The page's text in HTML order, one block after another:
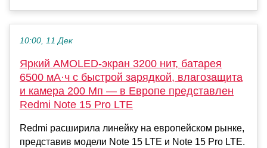
10:00, 11 Дек
Яркий AMOLED-экран 3200 нит, батарея
6500 мА·ч с быстрой зарядкой, влагозащита
и камера 200 Мп — в Европе представлен
Redmi Note 15 Pro LTE
Redmi расширила линейку на европейском рынке,
представив модели Note 15 LTE и Note 15 Pro LTE.